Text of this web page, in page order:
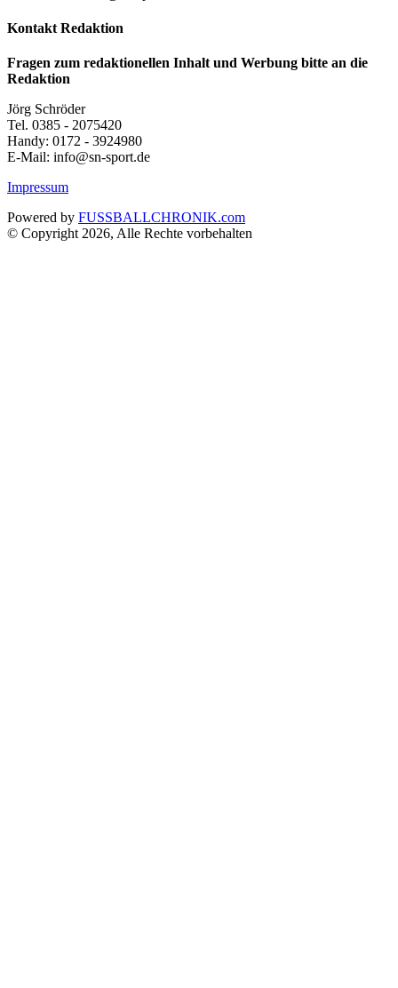
Kontakt Redaktion
Fragen zum redaktionellen Inhalt und Werbung bitte an die
Redaktion
Jörg Schröder
Tel. 0385 - 2075420
Handy: 0172 - 3924980
E-Mail: info@sn-sport.de
Impressum
Powered by FUSSBALLCHRONIK.com
© Copyright 2026, Alle Rechte vorbehalten